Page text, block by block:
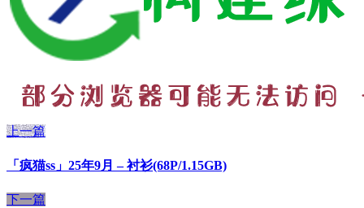
上一篇
「疯猫ss」25年9月 – 衬衫(68P/1.15GB)
下一篇